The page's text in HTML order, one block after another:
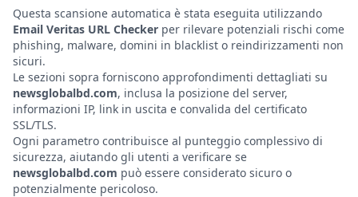
Questa scansione automatica è stata eseguita utilizzando
Email Veritas URL Checker per rilevare potenziali rischi come
phishing, malware, domini in blacklist o reindirizzamenti non
sicuri.
Le sezioni sopra forniscono approfondimenti dettagliati su
newsglobalbd.com, inclusa la posizione del server,
informazioni IP, link in uscita e convalida del certificato
SSL/TLS.
Ogni parametro contribuisce al punteggio complessivo di
sicurezza, aiutando gli utenti a verificare se
newsglobalbd.com può essere considerato sicuro o
potenzialmente pericoloso.